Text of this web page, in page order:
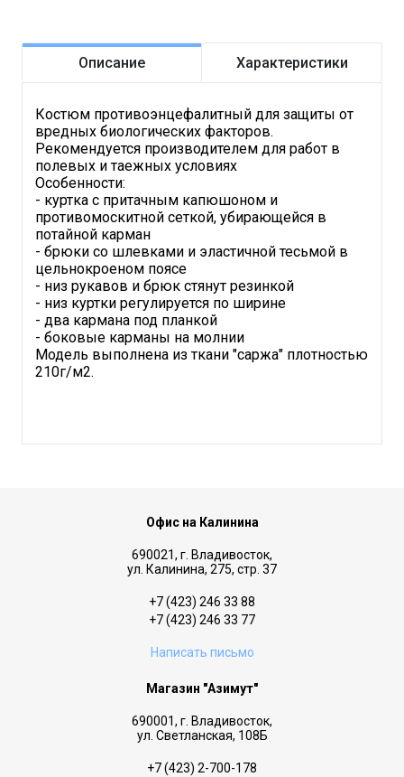
Описание Характеристики
Костюм противоэнцефалитный для защиты от
вредных биологических факторов.
Рекомендуется производителем для работ в
полевых и таежных условиях
Особенности:
- куртка с притачным капюшоном и
противомоскитной сеткой, убирающейся в
потайной карман
- брюки со шлевками и эластичной тесьмой в
цельнокроеном поясе
- низ рукавов и брюк стянут резинкой
- низ куртки регулируется по ширине
- два кармана под планкой
- боковые карманы на молнии
Модель выполнена из ткани "саржа" плотностью
210г/м2.
Офис на Калинина
690021, г. Владивосток,
ул. Калинина, 275, стр. 37
+7 (423) 246 33 88
+7 (423) 246 33 77
Написать письмо
Магазин "Азимут"
690001, г. Владивосток,
ул. Светланская, 108Б
+7 (423) 2-700-178